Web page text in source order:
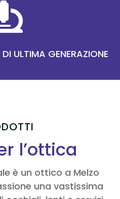
ULTIMA GENERAZIONE
l’ottica
è un ottico a Melzo
una vastissima